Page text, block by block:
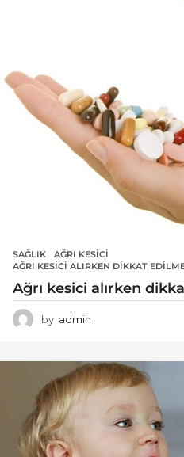
SAĞLIK AĞRI KESICI
AĞRI KESICI ALIRKEN DIKKAT
Ağrı kesici alırken
by admin